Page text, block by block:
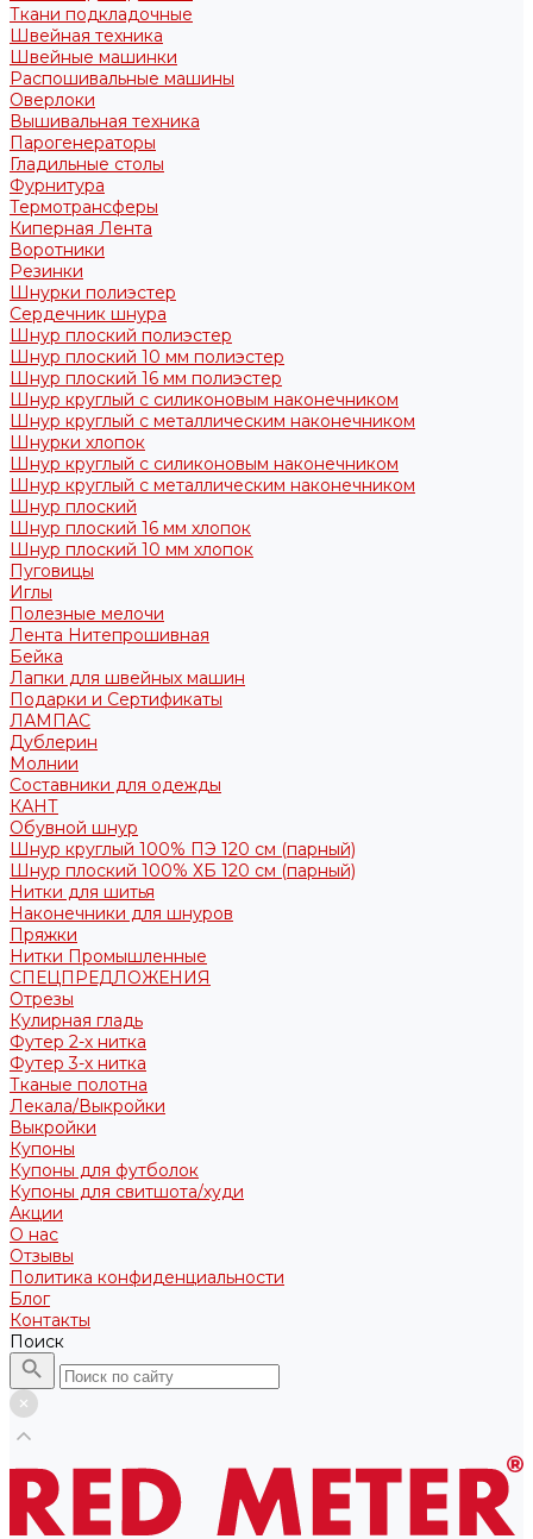
Ткани подкладочные
Швейная техника
Швейные машинки
Распошивальные машины
Оверлоки
Вышивальная техника
Парогенераторы
Гладильные столы
Фурнитура
Термотрансферы
Киперная Лента
Воротники
Резинки
Шнурки полиэстер
Сердечник шнура
Шнур плоский полиэстер
Шнур плоский 10 мм полиэстер
Шнур плоский 16 мм полиэстер
Шнур круглый с силиконовым наконечником
Шнур круглый с металлическим наконечником
Шнурки хлопок
Шнур круглый с силиконовым наконечником
Шнур круглый с металлическим наконечником
Шнур плоский
Шнур плоский 16 мм хлопок
Шнур плоский 10 мм хлопок
Пуговицы
Иглы
Полезные мелочи
Лента Нитепрошивная
Бейка
Лапки для швейных машин
Подарки и Сертификаты
ЛАМПАС
Дублерин
Молнии
Составники для одежды
КАНТ
Обувной шнур
Шнур круглый 100% ПЭ 120 см (парный)
Шнур плоский 100% ХБ 120 см (парный)
Нитки для шитья
Наконечники для шнуров
Пряжки
Нитки Промышленные
СПЕЦПРЕДЛОЖЕНИЯ
Отрезы
Кулирная гладь
Футер 2-х нитка
Футер 3-х нитка
Тканые полотна
Лекала/Выкройки
Выкройки
Купоны
Купоны для футболок
Купоны для свитшота/худи
Акции
О нас
Отзывы
Политика конфиденциальности
Блог
Контакты
Поиск